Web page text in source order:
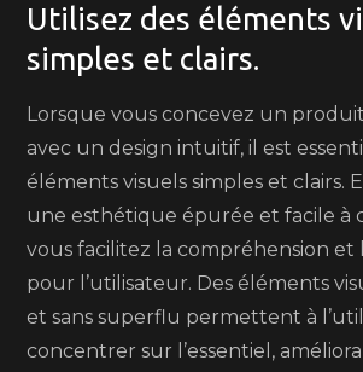
Utilisez des éléments
simples et clairs.
Lorsque vous concevez un
avec un design intuitif, il est
éléments visuels simples et clairs.
une esthétique épurée et facile à
vous facilitez la compréhension et
pour l’utilisateur. Des éléments
et sans superflu permettent à
concentrer sur l’essentiel,